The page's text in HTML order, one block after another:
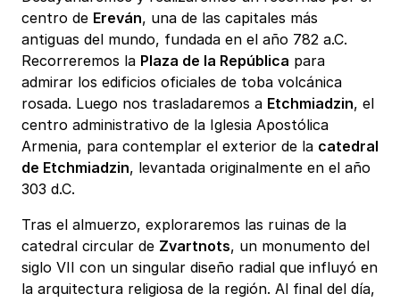
centro de Ereván, una de las capitales más
antiguas del mundo, fundada en el año 782 a.C.
Recorreremos la Plaza de la República para
admirar los edificios oficiales de toba volcánica
rosada. Luego nos trasladaremos a Etchmiadzin, el
centro administrativo de la Iglesia Apostólica
Armenia, para contemplar el exterior de la catedral
de Etchmiadzin, levantada originalmente en el año
303 d.C.
Tras el almuerzo, exploraremos las ruinas de la
catedral circular de Zvartnots, un monumento del
siglo VII con un singular diseño radial que influyó en
la arquitectura religiosa de la región. Al final del día,